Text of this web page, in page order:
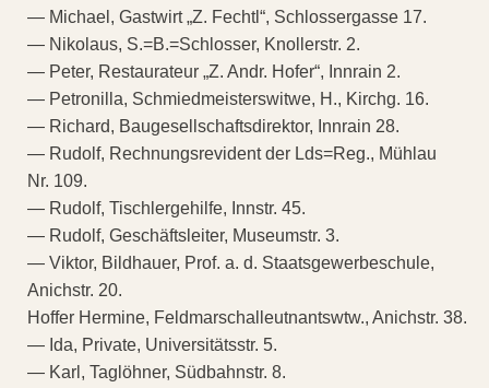
— Michael, Gastwirt „Z. Fechtl“, Schlossergasse 17.
— Nikolaus, S.=B.=Schlosser, Knollerstr. 2.
— Peter, Restaurateur „Z. Andr. Hofer“, Innrain 2.
— Petronilla, Schmiedmeisterswitwe, H., Kirchg. 16.
— Richard, Baugesellschaftsdirektor, Innrain 28.
— Rudolf, Rechnungsrevident der Lds=Reg., Mühlau
Nr. 109.
— Rudolf, Tischlergehilfe, Innstr. 45.
— Rudolf, Geschäftsleiter, Museumstr. 3.
— Viktor, Bildhauer, Prof. a. d. Staatsgewerbeschule,
Anichstr. 20.
Hoffer Hermine, Feldmarschalleutnantswtw., Anichstr. 38.
— Ida, Private, Universitätsstr. 5.
— Karl, Taglöhner, Südbahnstr. 8.